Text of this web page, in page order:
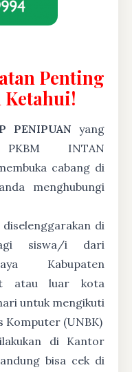
Penting
Ketahui!
PENIPUAN yang
PKBM INTAN
cabang di
menghubungi
diselenggarakan di
siswa/i dari
Kabupaten
atau luar kota
untuk mengikuti
Komputer (UNBK)
di Kantor
bisa cek di